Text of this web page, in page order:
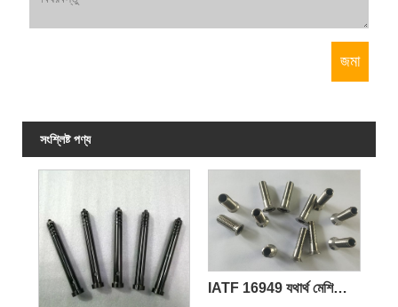
সংশ্লিষ্ট পণ্য
IATF 16949 যথার্থ মেশিনিং অটো পার্টস